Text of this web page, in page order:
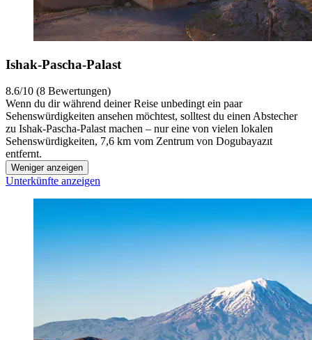
Ishak-Pascha-Palast
8.6/10 (8 Bewertungen)
Wenn du dir während deiner Reise unbedingt ein paar
Sehenswürdigkeiten ansehen möchtest, solltest du einen Abstecher
zu Ishak-Pascha-Palast machen – nur eine von vielen lokalen
Sehenswürdigkeiten, 7,6 km vom Zentrum von Dogubayazıt
entfernt.
Weniger anzeigen
Unterkünfte anzeigen